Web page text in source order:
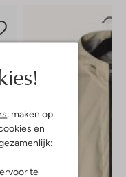
, maken op
en
te